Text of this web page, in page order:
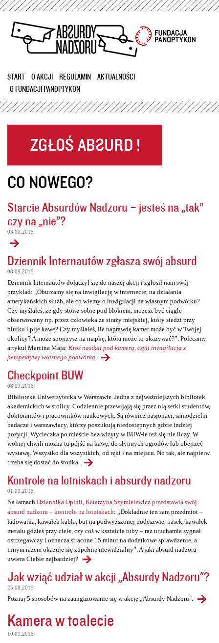
Przejdź
treści
START O AKCJI REGULAMIN
AKTUALNOŚCI
O FUNDACJI PANOPTYKON
CO NOWEGO?
Starcie Absurdów Nadzoru – jesteś na „tak”
czy na „nie”?
03.10.2015
Dziennik Internautów zgłasza swój absurd
08.09.2015
Dziennik Internautów dołączył się do naszej akcji i zgłosił nam swój
przykład: „Oburzamy się na inwigilację w internecie, na działania
amerykańskich służb, ale co wiemy o inwigilacji na własnym podwórku?
Czy myślałeś, że gdy stoisz sobie pod blokiem, możesz być ciągle
obserwowany np. przez człowieka ze straży miejskiej, który siedzi przy
biurku i pije kawę? Czy myślałeś, ile naprawdę kamer może być w Twojej
okolicy? A może spojrzysz na mapkę, która może to ukazywać?”. Polecamy
artykuł Marcina Maja: Ktoś nasikał pod kamerą, czyli inwigilacja z
perspektywy własnego podwórka
Checkpoint BUW
08.09.2015
Biblioteka Uniwersytecka w Warszawie. Jedna z najważniejszych bibliotek
akademickich w stolicy. Codziennie przewijają się przez nią setki studentów,
doktorantów i pracowników naukowych. Są również pasjonaci, samodzielni
badacze i warszawiacy, którzy poszukują niedostępnych gdzie indziej
pozycji. Wycieczka po mieście bez wizyty w BUW-ie też się nie liczy. W
wolnej chwili można tu pójść na kawę, do słynnych ogrodów lub obejrzeć
wystawę. Wszystko dla wszystkich, od ręki i na miejscu. No tak, ale najpierw
trzeba się dostać do środka.
Kontrole na lotniskach i absurdy nadzoru
01.09.2015
Na łamach Dziennika Opinii, Katarzyna Szymielewicz przedstawia swój
absurd nadzoru – kontrole na lotniskach: „Dokładnie ten sam przedmiot –
ładowarka, kawałek kabla, but na podwyższonej podeszwie, pasek, kawałek
metalu gdzieś przy ciele, czy coś w kształcie tuby – raz uruchamia sygnał
ostrzegawczy i oznacza stracone 15 minut na dodatkowe sprawdzenie, a
innym razem okazuje się zupełnie niewidzialny”. A jaki absurd nadzoru
uwiera Ciebie najbardziej?
Jak wziąć udział w akcji „Absurdy Nadzoru"?
25.08.2015
Poznaj 5 sposobów na zaangażowanie się w akcję „Absurdy Nadzoru".
Kamera w toalecie
10.09.2015